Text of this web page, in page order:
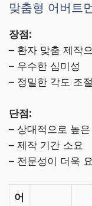
맞춤형 어버트
장점:
– 환자 맞춤 제작
– 우수한 심미성
– 정밀한 각도 조
단점:
– 상대적으로 높
– 제작 기간 소요
– 전문성이 더욱
어